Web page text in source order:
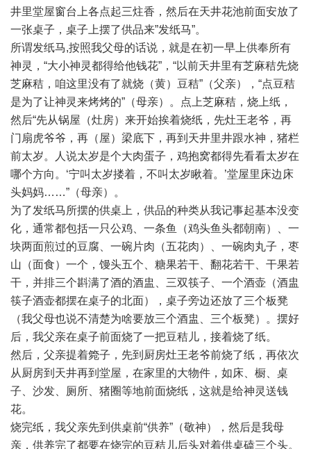
井里堂屋窗台上各点起三炷香，然后在天井花池前面安放了
一张桌子，桌子上摆了供品来”发纸马”。
所谓发纸马,按照我父母的话说，就是在初一早上供奉所有
神灵，“大小神灵都得给他钱花”，“以前天井里有芝麻秸先烧
芝麻秸，咱这里没有了就烧（黄）豆秸”（父亲），“点豆秸
是为了让神灵来烤烤的”（母亲）。点上芝麻秸，烧上纸，
然后“先从锅屋（灶房）来开始挨着烧纸，先灶王老爷，再
门扇虎爷爷，再（屋）梁底下，再到天井里井跟水神，猪栏
前太岁。人说太岁是个大肉蛋子，鸡抱窝都得先看看太岁在
哪个方向。‘宁叫太岁搂着，不叫太岁瞅着。’堂屋里床边床
头妈妈……”（母亲）。
为了发纸马所摆的供桌上，供品的种类从我记事起基本没变
化，通常都包括一只公鸡、一条鱼（鸡头鱼头都朝南）、一
块两面煎过的豆腐、一碗片肉（五花肉）、一碗肉丸子，枣
山（面食）一个，馒头五个、糖果若干、翻花若干、干果若
干，并排三个斟满了酒的酒盅、三双筷子、一个酒壶（酒盅
筷子酒壶都摆在桌子的北面），桌子旁边还放了三个板凳
（我父母也说不清楚为啥要放三个酒盅、三个板凳）。摆好
后，我父亲在桌子前面烧了一把豆秸儿，接着烧了纸。
然后，父亲提着箢子，先到厨房灶王老爷前烧了纸，再依次
从厨房到天井再到堂屋，在家里的大物件，如床、橱、桌
子、沙发、厕所、猪圈等地前面烧纸，这就是给神灵送钱
花。
烧完纸，我父亲先到供桌前“供养”（敬神），然后是我母
亲，供养完了都要在烧完的豆秸儿后头对着供桌磕三个头。